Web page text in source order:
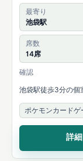
最寄り
池袋駅
席数
14席
確認
池袋駅徒歩3分の個
ボードゲームが充
ポケモンカードゲ
詳細